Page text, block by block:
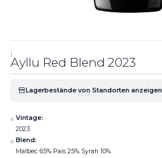
Ayllu Red Blend 2023
Lagerbestände von Standorten anzeigen
Vintage:
2023
Blend:
Malbec 65% Pais 25% Syrah 10%